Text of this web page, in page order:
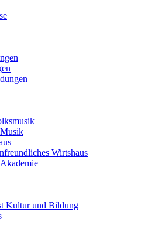
Wirtshaus
Kultur und Bildung